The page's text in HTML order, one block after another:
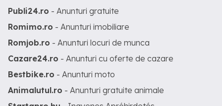
Publi24.ro - Anunturi gratuite
Romimo.ro - Anunturi imobiliare
Romjob.ro - Anunturi locuri de munca
Cazare24.ro - Anunturi cu oferte de cazare
Bestbike.ro - Anunturi moto
Animalutul.ro - Anunturi gratuite animale